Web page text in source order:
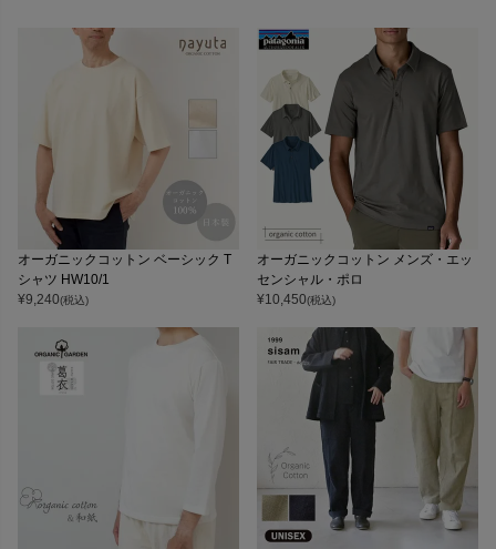
オーガニックコットン ベーシック T
シャツ HW10/1
¥9,240(税込)
オーガニックコットン メンズ・エッ
センシャル・ポロ
¥10,450(税込)